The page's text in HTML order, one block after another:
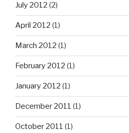
July 2012 (2)
April 2012 (1)
March 2012 (1)
February 2012 (1)
January 2012 (1)
December 2011 (1)
October 2011 (1)